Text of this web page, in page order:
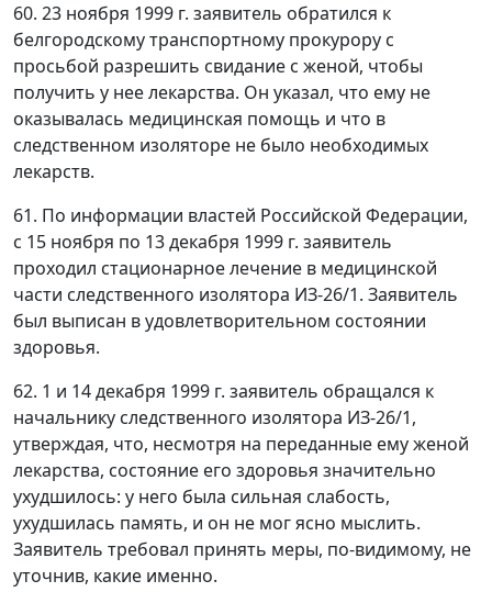
60. 23 ноября 1999 г. заявитель обратился к
белгородскому транспортному прокурору с
просьбой разрешить свидание с женой, чтобы
получить у нее лекарства. Он указал, что ему не
оказывалась медицинская помощь и что в
следственном изоляторе не было необходимых
лекарств.
61. По информации властей Российской Федерации,
с 15 ноября по 13 декабря 1999 г. заявитель
проходил стационарное лечение в медицинской
части следственного изолятора ИЗ-26/1. Заявитель
был выписан в удовлетворительном состоянии
здоровья.
62. 1 и 14 декабря 1999 г. заявитель обращался к
начальнику следственного изолятора ИЗ-26/1,
утверждая, что, несмотря на переданные ему женой
лекарства, состояние его здоровья значительно
ухудшилось: у него была сильная слабость,
ухудшилась память, и он не мог ясно мыслить.
Заявитель требовал принять меры, по-видимому, не
уточнив, какие именно.